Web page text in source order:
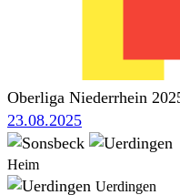
Oberliga Niederrhein
23.08.2025
Heim
Uerdingen